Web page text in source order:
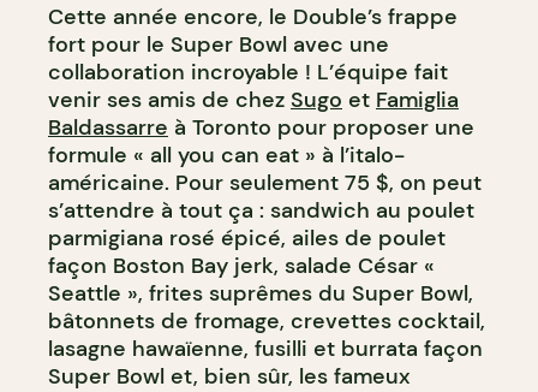
Cette année encore, le Double’s frappe
fort pour le Super Bowl avec une
collaboration incroyable ! L’équipe fait
venir ses amis de chez Sugo et Famiglia
Baldassarre à Toronto pour proposer une
formule « all you can eat » à l’italo-
américaine. Pour seulement 75 $, on peut
s’attendre à tout ça : sandwich au poulet
parmigiana rosé épicé, ailes de poulet
façon Boston Bay jerk, salade César «
Seattle », frites suprêmes du Super Bowl,
bâtonnets de fromage, crevettes cocktail,
lasagne hawaïenne, fusilli et burrata façon
Super Bowl et, bien sûr, les fameux